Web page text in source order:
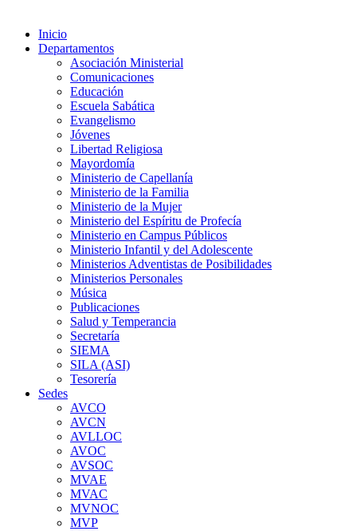
Inicio
Departamentos
Asociación Ministerial
Comunicaciones
Educación
Escuela Sabática
Evangelismo
Jóvenes
Libertad Religiosa
Mayordomía
Ministerio de Capellanía
Ministerio de la Familia
Ministerio de la Mujer
Ministerio del Espíritu de Profecía
Ministerio en Campus Públicos
Ministerio Infantil y del Adolescente
Ministerios Adventistas de Posibilidades
Ministerios Personales
Música
Publicaciones
Salud y Temperancia
Secretaría
SIEMA
SILA (ASI)
Tesorería
Sedes
AVCO
AVCN
AVLLOC
AVOC
AVSOC
MVAE
MVAC
MVNOC
MVP